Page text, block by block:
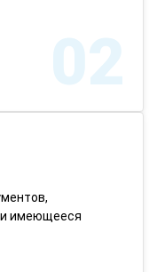
02
имеющееся